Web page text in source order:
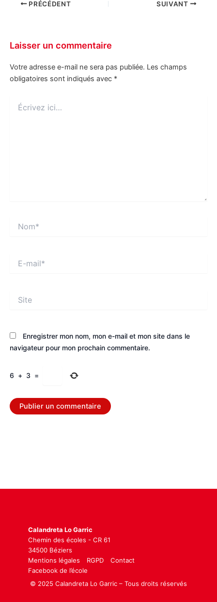
PRÉCÉDENT SUIVANT
Laisser un commentaire
Votre adresse e-mail ne sera pas publiée. Les champs
obligatoires sont indiqués avec *
ici…
mail*
Enregistrer mon nom, mon e-mail et mon site dans le
navigateur pour mon prochain commentaire.
6 + 3 =
Calandreta Lo Garric
Chemin des écoles - CR 61
34500 Béziers
Mentions légales
RGPD
Contact
Facebook de l’école
© 2025 Calandreta Lo Garric – Tous droits réservés